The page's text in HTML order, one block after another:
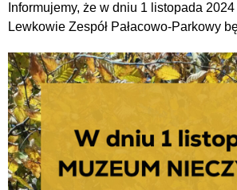
Informujemy, że w dniu 1 listopada
Lewkowie Zespół Pałacowo-Parkowy